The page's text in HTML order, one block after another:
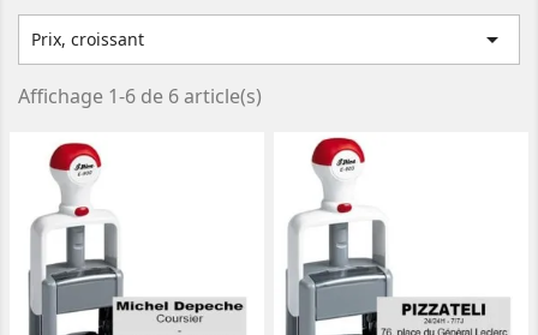
Prix, croissant 
Affichage 1-6 de 6 article(s)